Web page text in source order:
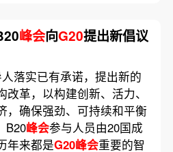
峰会向G20提出新倡议
落实已有承诺，提出新的
革，以构建创新、活力、
，确保强劲、可持续和平衡
B20峰会参与人员由20国成
年来都是G20峰会重要的智